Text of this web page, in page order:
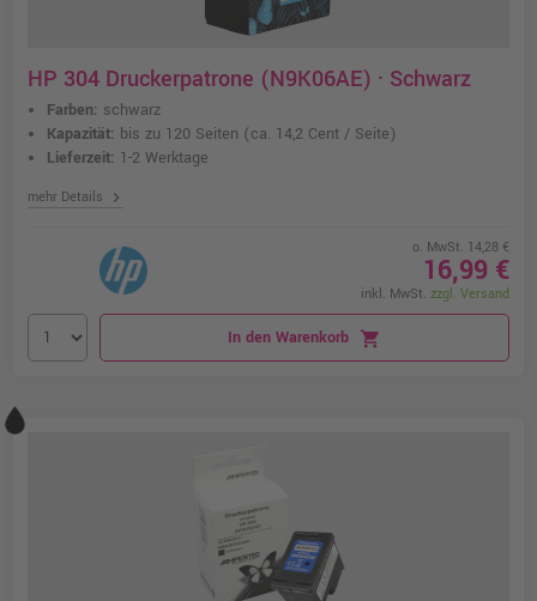
HP 304 Druckerpatrone (N9K06AE) · Schwarz
Farben: schwarz
Kapazität: bis zu 120 Seiten (ca. 14,2 Cent / Seite)
Lieferzeit: 1-2 Werktage
mehr Details chevron_right
o. MwSt. 14,28 €
16,99 €
inkl. MwSt. zzgl. Versand
In den Warenkorb shopping_cart